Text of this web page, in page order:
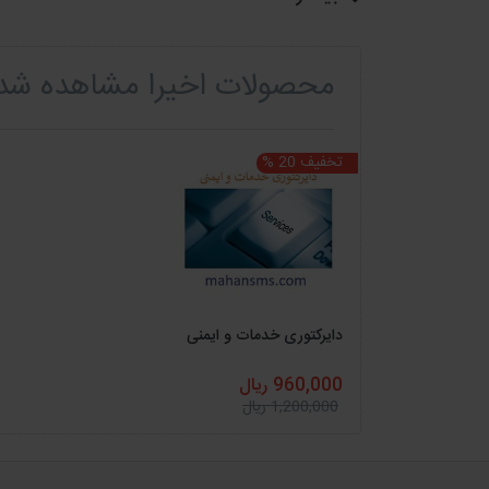
برای خرید بانک شماره موبایل وخرید
09212181037
آموزش خرید و دانلود فایل
محصولات اخیرا مشاهده
تخفیف 20 %
دایرکتوری خدمات و ایمنی
960,000 ریال
1,200,000 ریال